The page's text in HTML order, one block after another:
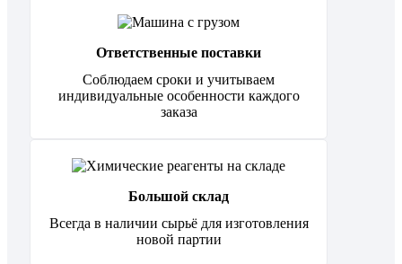
Ответственные поставки
Соблюдаем сроки и учитываем
индивидуальные особенности каждого
заказа
Большой склад
Всегда в наличии сырьё для изготовления
новой партии